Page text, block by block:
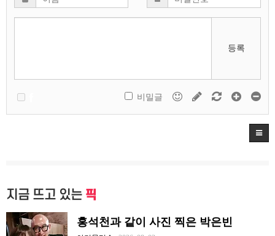
등록
비밀글
지금 뜨고 있는 픽
홍석천과 같이 사진 찍은 박은빈